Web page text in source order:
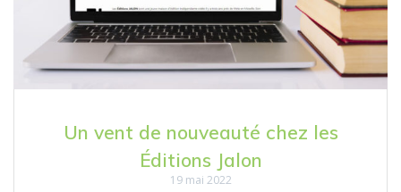
Un vent de nouveauté chez les
Éditions Jalon
19 mai 2022